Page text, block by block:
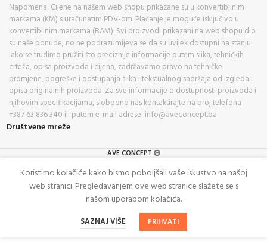
Napomena: Cijene na našem web shopu prikazane su u konvertibilnim
markama (KM) s uračunatim PDV-om. Plaćanje je moguće isključivo u
konvertibilnim markama (BAM). Svi proizvodi prikazani na web shopu dio
su naše ponude, no ne podrazumijeva se da su uvijek dostupni na stanju.
Iako se trudimo pružiti što preciznije informacije putem slika, tehničkih
crteža, opisa proizvoda i cijena, zadržavamo pravo na tehničke
promjene, pogreške i odstupanja slika i tekstualnog sadržaja od izgleda i
opisa originalnih proizvoda. Za sve informacije o dostupnosti proizvoda i
njihovim specifikacijama, slobodno nas kontaktirajte na broj telefona
+387 63 836 340 ili putem e-mail adrese: info@aveconcept.ba.
Društvene mreže
AVE CONCEPT
Koristimo kolačiće kako bismo poboljšali vaše iskustvo na našoj
web stranici. Pregledavanjem ove web stranice slažete se s
našom uporabom kolačića.
SAZNAJ VIŠE PRIHVATI